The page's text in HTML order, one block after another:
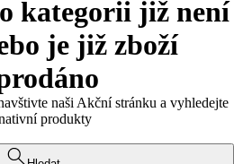
kategorii již není
je již zboží
naši Akční stránku a vyhledejte
produkty